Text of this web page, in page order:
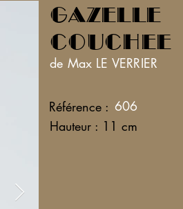
GAZELLE
COUCHEE
de Max LE VERRIER
Référence : 606
Hauteur : 11 cm